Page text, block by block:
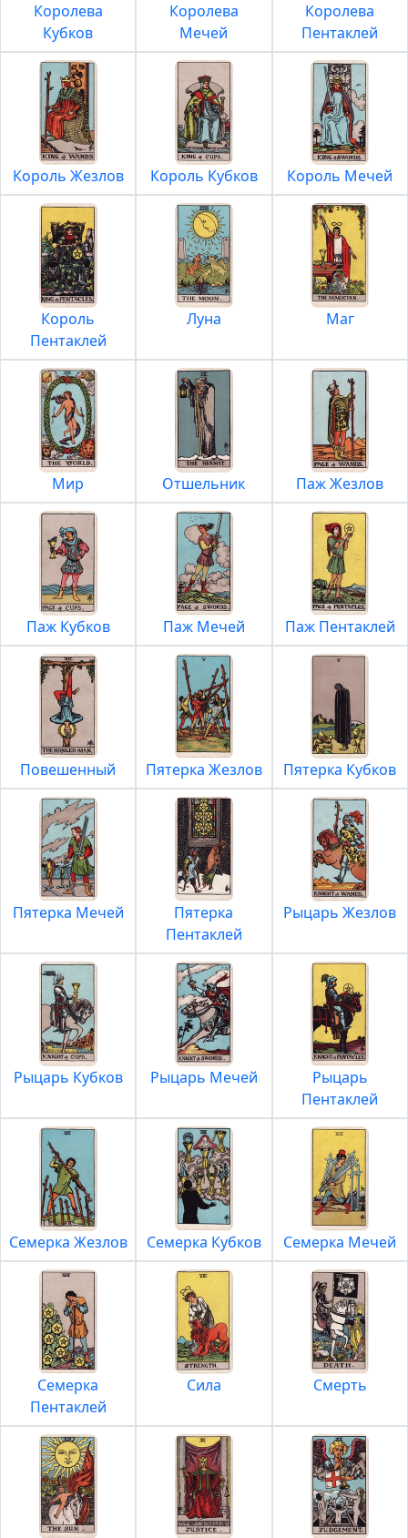
Королева
Кубков
Королева
Мечей
Королева
Пентаклей
Король Жезлов Король Кубков Король Мечей
Король
Пентаклей
Луна Маг
Мир Отшельник Паж Жезлов
Паж Кубков Паж Мечей Паж Пентаклей
Повешенный Пятерка Жезлов Пятерка Кубков
Пятерка Мечей
Пятерка
Пентаклей
Рыцарь Жезлов
Рыцарь Кубков Рыцарь Мечей
Рыцарь
Пентаклей
Семерка Жезлов Семерка Кубков Семерка Мечей
Семерка
Пентаклей
Сила Смерть